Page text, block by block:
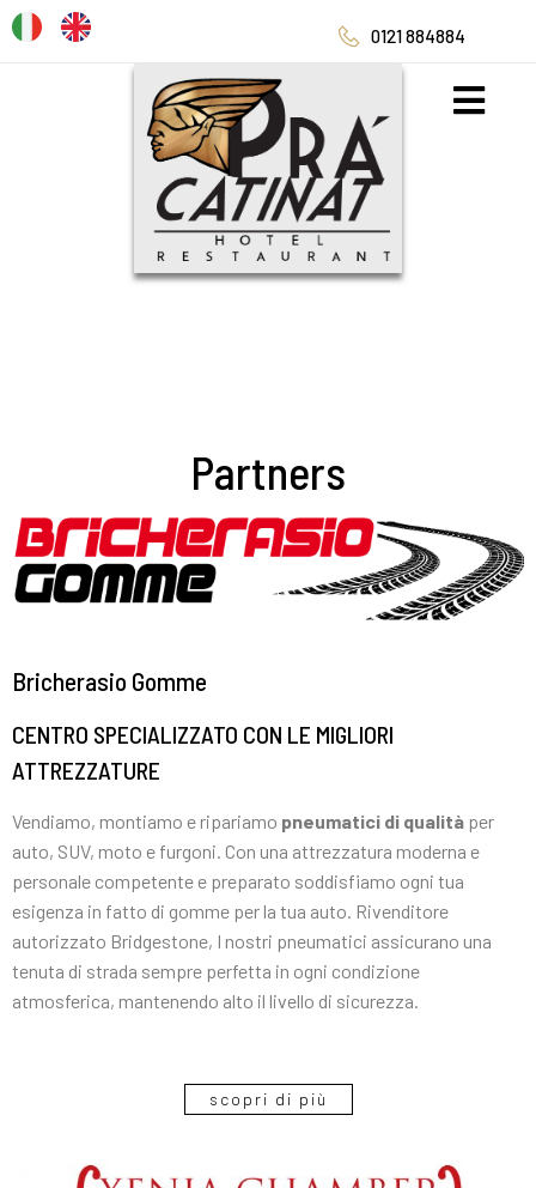
0121 884884
Partners
Bricherasio Gomme
CENTRO SPECIALIZZATO CON LE MIGLIORI
ATTREZZATURE
Vendiamo, montiamo e ripariamo pneumatici di qualità per
auto, SUV, moto e furgoni. Con una attrezzatura moderna e
personale competente e preparato soddisfiamo ogni tua
esigenza in fatto di gomme per la tua auto. Rivenditore
autorizzato Bridgestone, I nostri pneumatici assicurano una
tenuta di strada sempre perfetta in ogni condizione
atmosferica, mantenendo alto il livello di sicurezza.
scopri di più